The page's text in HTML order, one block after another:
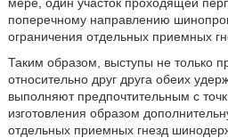
поперечному направлению
ограничения отдельных приемных
Таким образом, выступы не только
относительно друг друга обеих
выполняют предпочтительным с
изготовления образом
отдельных приемных гнезд